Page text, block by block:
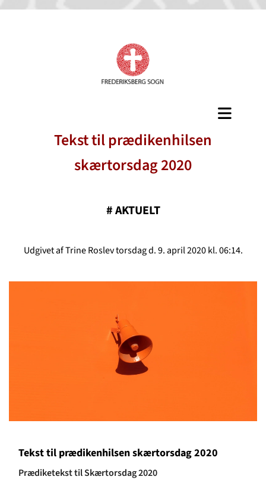
Tekst til prædikenhilsen
skærtorsdag 2020
#AKTUELT
Udgivet af Trine Roslev torsdag d. 9. april 2020 kl. 06:14.
Tekst til prædikenhilsen skærtorsdag 2020
Prædiketekst til Skærtorsdag 2020